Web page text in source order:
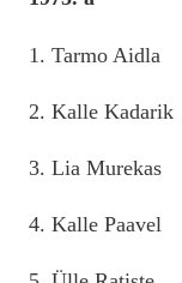
1. Tarmo Aidla
2. Kalle Kadarik
3. Lia Murekas
4. Kalle Paavel